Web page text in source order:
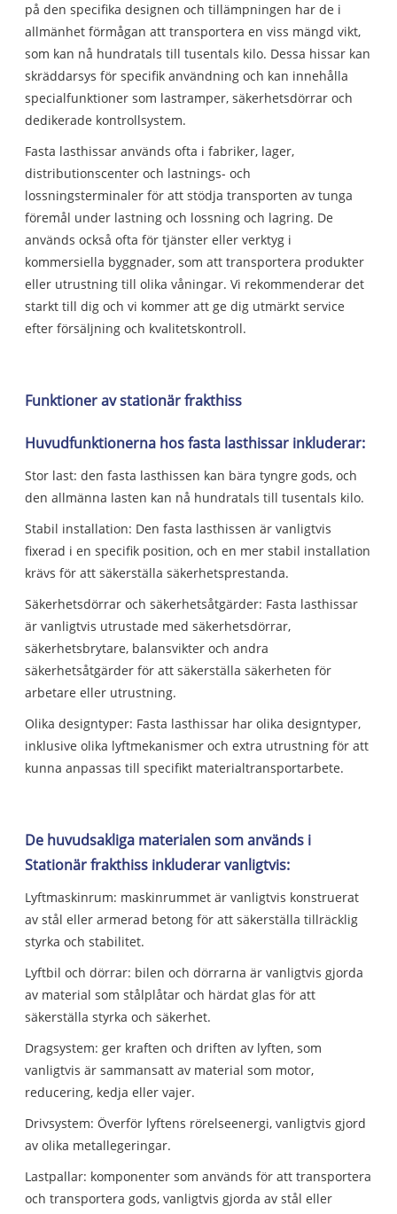
på den specifika designen och tillämpningen har de i
allmänhet förmågan att transportera en viss mängd vikt,
som kan nå hundratals till tusentals kilo. Dessa hissar kan
skräddarsys för specifik användning och kan innehålla
specialfunktioner som lastramper, säkerhetsdörrar och
dedikerade kontrollsystem.
Fasta lasthissar används ofta i fabriker, lager,
distributionscenter och lastnings- och
lossningsterminaler för att stödja transporten av tunga
föremål under lastning och lossning och lagring. De
används också ofta för tjänster eller verktyg i
kommersiella byggnader, som att transportera produkter
eller utrustning till olika våningar. Vi rekommenderar det
starkt till dig och vi kommer att ge dig utmärkt service
efter försäljning och kvalitetskontroll.
Funktioner av stationär frakthiss
Huvudfunktionerna hos fasta lasthissar inkluderar:
Stor last: den fasta lasthissen kan bära tyngre gods, och
den allmänna lasten kan nå hundratals till tusentals kilo.
Stabil installation: Den fasta lasthissen är vanligtvis
fixerad i en specifik position, och en mer stabil installation
krävs för att säkerställa säkerhetsprestanda.
Säkerhetsdörrar och säkerhetsåtgärder: Fasta lasthissar
är vanligtvis utrustade med säkerhetsdörrar,
säkerhetsbrytare, balansvikter och andra
säkerhetsåtgärder för att säkerställa säkerheten för
arbetare eller utrustning.
Olika designtyper: Fasta lasthissar har olika designtyper,
inklusive olika lyftmekanismer och extra utrustning för att
kunna anpassas till specifikt materialtransportarbete.
De huvudsakliga materialen som används i
Stationär frakthiss inkluderar vanligtvis:
Lyftmaskinrum: maskinrummet är vanligtvis konstruerat
av stål eller armerad betong för att säkerställa tillräcklig
styrka och stabilitet.
Lyftbil och dörrar: bilen och dörrarna är vanligtvis gjorda
av material som stålplåtar och härdat glas för att
säkerställa styrka och säkerhet.
Dragsystem: ger kraften och driften av lyften, som
vanligtvis är sammansatt av material som motor,
reducering, kedja eller vajer.
Drivsystem: Överför lyftens rörelseenergi, vanligtvis gjord
av olika metallegeringar.
Lastpallar: komponenter som används för att transportera
och transportera gods, vanligtvis gjorda av stål eller